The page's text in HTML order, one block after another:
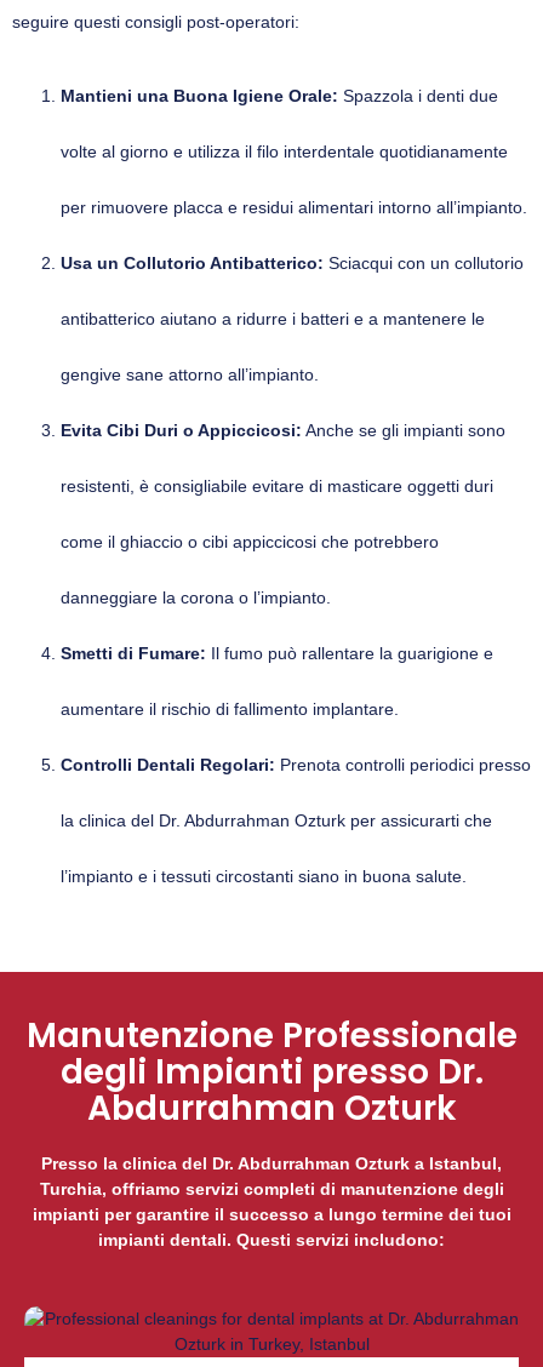
seguire questi consigli post-operatori:
Mantieni una Buona Igiene Orale: Spazzola i denti due
volte al giorno e utilizza il filo interdentale quotidianamente
per rimuovere placca e residui alimentari intorno all’impianto.
Usa un Collutorio Antibatterico: Sciacqui con un collutorio
antibatterico aiutano a ridurre i batteri e a mantenere le
gengive sane attorno all’impianto.
Evita Cibi Duri o Appiccicosi: Anche se gli impianti sono
resistenti, è consigliabile evitare di masticare oggetti duri
come il ghiaccio o cibi appiccicosi che potrebbero
danneggiare la corona o l’impianto.
Smetti di Fumare: Il fumo può rallentare la guarigione e
aumentare il rischio di fallimento implantare.
Controlli Dentali Regolari: Prenota controlli periodici presso
la clinica del Dr. Abdurrahman Ozturk per assicurarti che
l’impianto e i tessuti circostanti siano in buona salute.
Manutenzione Professionale
degli Impianti presso Dr.
Abdurrahman Ozturk
Presso la clinica del Dr. Abdurrahman Ozturk a Istanbul,
Turchia, offriamo servizi completi di manutenzione degli
impianti per garantire il successo a lungo termine dei tuoi
impianti dentali. Questi servizi includono: